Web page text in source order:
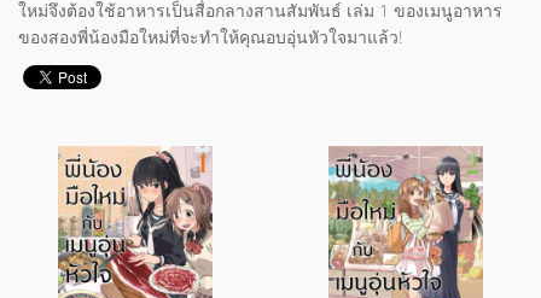
ใหม่จึงต้องใช้อาหารเป็นสื่อกลางสานสัมพันธ์ เล่ม 1 ของเมนูอาหาร
ของสองพี่น้องมือใหม่ที่จะทำให้คุณอบอุ่นหัวใจมาแล้ว!